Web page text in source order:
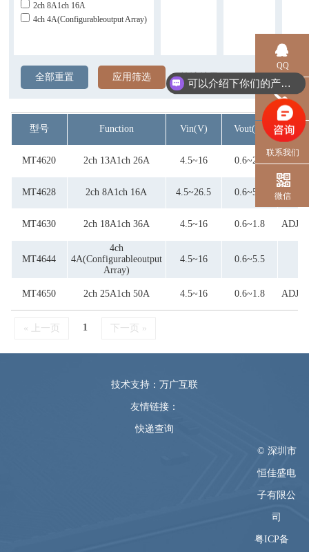
2ch 8A1ch 16A
4ch 4A(configurableoutput Array)
全部重置 应用筛选 筛选结果:
型号 Function Vin(V) Vout(V)
MT4620 2ch 13A1ch 26A 4.5~16 0.6~2.5
MT4628 2ch 8A1ch 16A 4.5~26.5 0.6~5.5
MT4630 2ch 18A1ch 36A 4.5~16 0.6~1.8
MT4644
4ch
4A(configurableoutput
Array)
4.5~16 0.6~5.5
MT4650 2ch 25A1ch 50A 4.5~16 0.6~1.8
« 上一页 1 下一页 »
技术支持：万广互联
友情链接：
快递查询
© 深圳市
恒佳盛电
子有限公
司
粤ICP备
QQ
电话
联系我们
微信
可以介绍下你们的产品么？